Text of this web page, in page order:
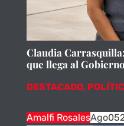
Claudia
que llega al
DESTACADO,
Amalfi RosalesAgo05